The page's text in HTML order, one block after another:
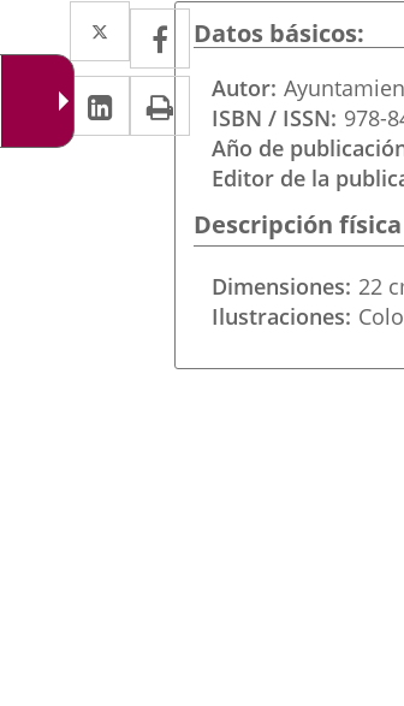
Twitter
Enlace
a
una
aplicación
externa.
Facebook
Enlace
a
una
aplicación
externa.
LinkedIn
Enlace
a
aplicación
externa.
Imprimir
Datos básicos
Autor
ISBN / ISSN 978-
Año de
Editor de la
Descripción física
Dimensiones 22
Ilustraciones